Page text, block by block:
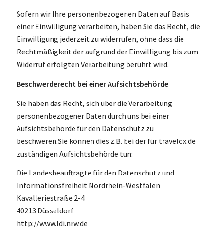
Sofern wir Ihre personenbezogenen Daten auf Basis
einer Einwilligung verarbeiten, haben Sie das Recht, die
Einwilligung jederzeit zu widerrufen, ohne dass die
Rechtmäßigkeit der aufgrund der Einwilligung bis zum
Widerruf erfolgten Verarbeitung berührt wird.
Beschwerderecht bei einer Aufsichtsbehörde
Sie haben das Recht, sich über die Verarbeitung
personenbezogener Daten durch uns bei einer
Aufsichtsbehörde für den Datenschutz zu
beschweren.Sie können dies z.B. bei der für travelox.de
zuständigen Aufsichtsbehörde tun:
Die Landesbeauftragte für den Datenschutz und
Informationsfreiheit Nordrhein-Westfalen
Kavalleriestraße 2-4
40213 Düsseldorf
http://www.ldi.nrw.de